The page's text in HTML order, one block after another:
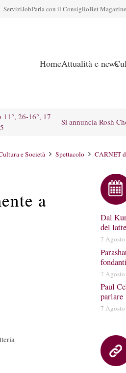
ServiziJobParla con il ConsiglioBet
HomeAttualità e news
26-16°, 17
Si annuncia Rosh
e Società Spettacolo CARNET
a
Dal
del latte
7
7
Paul
parlare
7